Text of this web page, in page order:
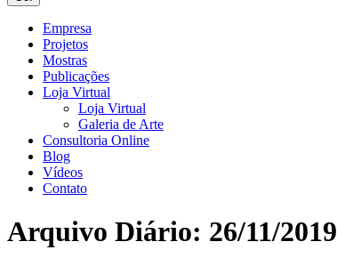
Empresa
Projetos
Mostras
Publicações
Loja Virtual
Loja Virtual
Galeria de Arte
Consultoria Online
Blog
Vídeos
Contato
Arquivo Diário: 26/11/2019